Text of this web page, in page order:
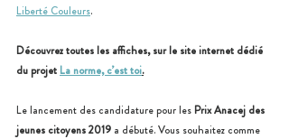
Liberté Couleurs.
Découvrez toutes les affiches, sur le site internet dédié
du projet La norme, c’est toi.
Le lancement des candidature pour les Prix Anacej des
jeunes citoyens 2019 a débuté. Vous souhaitez comme